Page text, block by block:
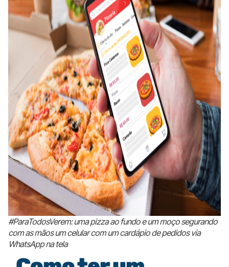
#ParaTodosVerem: uma pizza ao fundo e um moço segurando
com as mãos um celular com um cardápio de pedidos via
WhatsApp na tela